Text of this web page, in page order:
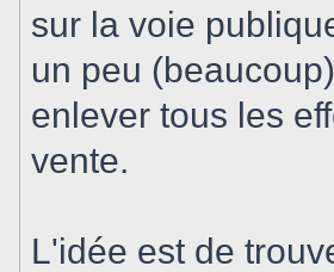
sur la voie
un peu
enlever tous les
vente.
L'idée est de